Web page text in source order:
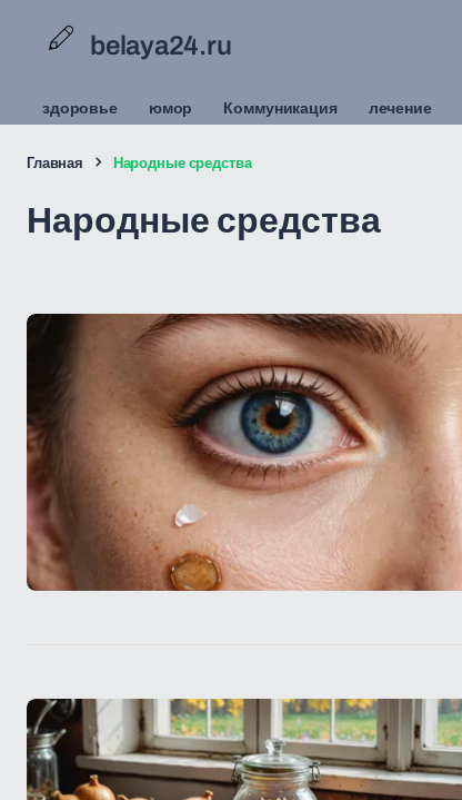
belaya24.ru
здоровье юмор Коммуникация лечение
Главная Народные средства
Народные средства